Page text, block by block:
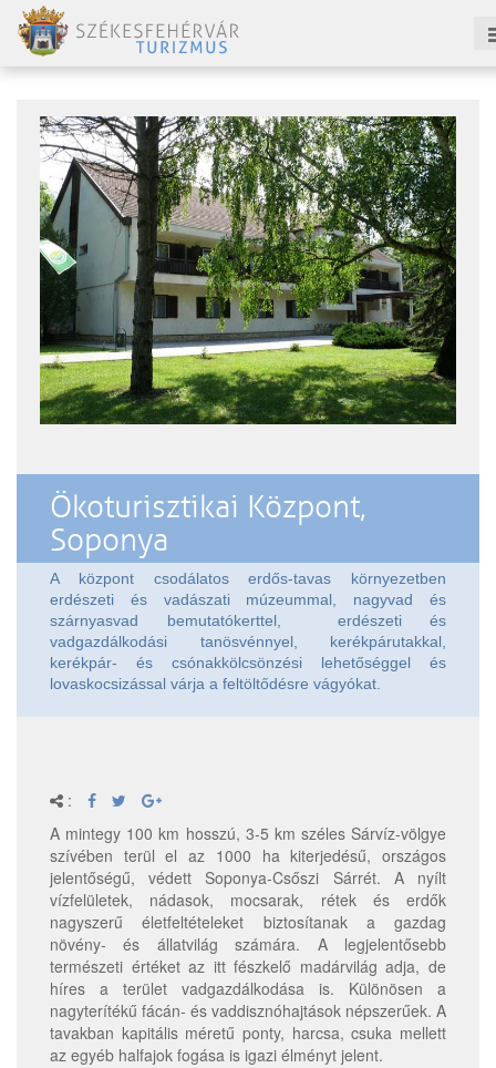
Ökoturisztikai Központ,
Soponya
A központ csodálatos erdős-tavas környezetben
erdészeti és vadászati múzeummal, nagyvad és
szárnyasvad bemutatókerttel, erdészeti és
vadgazdálkodási tanösvénnyel, kerékpárutakkal,
kerékpár- és csónakkölcsönzési lehetőséggel és
lovaskocsizással várja a feltöltődésre vágyókat.
:
A mintegy 100 km hosszú, 3-5 km széles Sárvíz-völgye
szívében terül el az 1000 ha kiterjedésű, országos
jelentőségű, védett Soponya-Csőszi Sárrét. A nyílt
vízfelületek, nádasok, mocsarak, rétek és erdők
nagyszerű életfeltételeket biztosítanak a gazdag
növény- és állatvilág számára. A legjelentősebb
természeti értéket az itt fészkelő madárvilág adja, de
híres a terület vadgazdálkodása is. Különösen a
nagyterítékű fácán- és vaddisznóhajtások népszerűek. A
tavakban kapitális méretű ponty, harcsa, csuka mellett
az egyéb halfajok fogása is igazi élményt jelent.